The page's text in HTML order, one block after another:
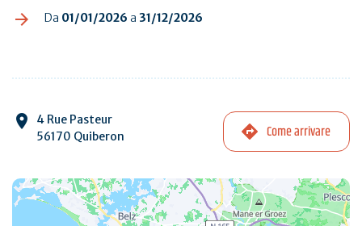
Da 01/01/2026 a 31/12/2026
4 Rue Pasteur
56170 Quiberon
Come arrivare